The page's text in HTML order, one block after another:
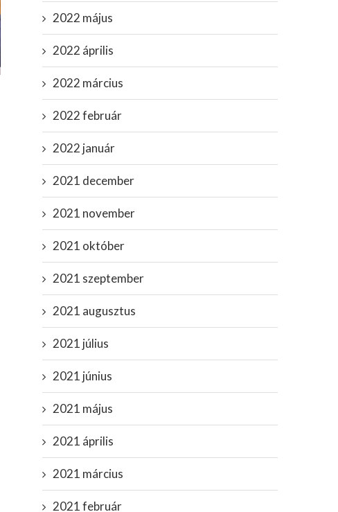
felesége tesztje is pozitív!
2022 május
2022 április
2022 március
2022 február
2022 január
2021 december
2021 november
2021 október
2021 szeptember
2021 augusztus
2021 július
2021 június
2021 május
2021 április
2021 március
2021 február